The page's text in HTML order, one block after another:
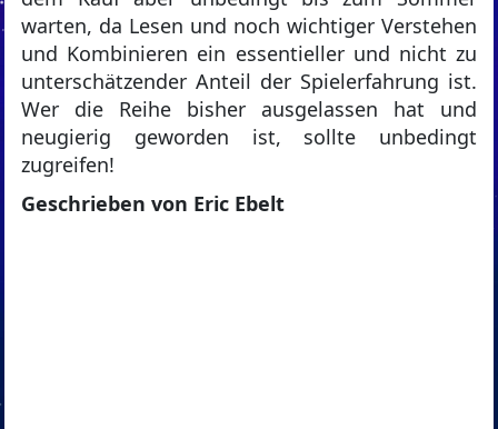
warten, da Lesen und noch wichtiger Verstehen
und Kombinieren ein essentieller und nicht zu
unterschätzender Anteil der Spielerfahrung ist.
Wer die Reihe bisher ausgelassen hat und
neugierig geworden ist, sollte unbedingt
zugreifen!
Geschrieben von Eric Ebelt